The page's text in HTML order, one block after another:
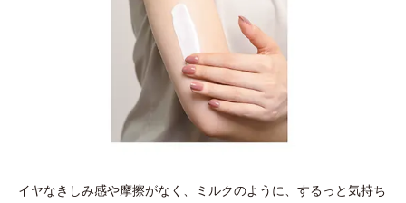
イヤなきしみ感や摩擦がなく、ミルクのように、するっと気持ち